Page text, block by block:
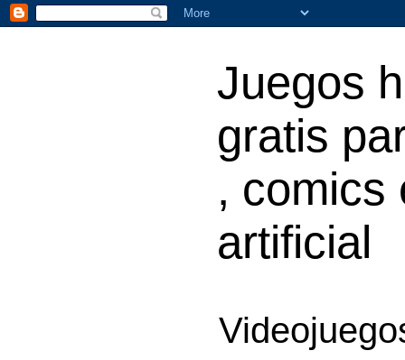
Juegos
gratis
, comics
artificial